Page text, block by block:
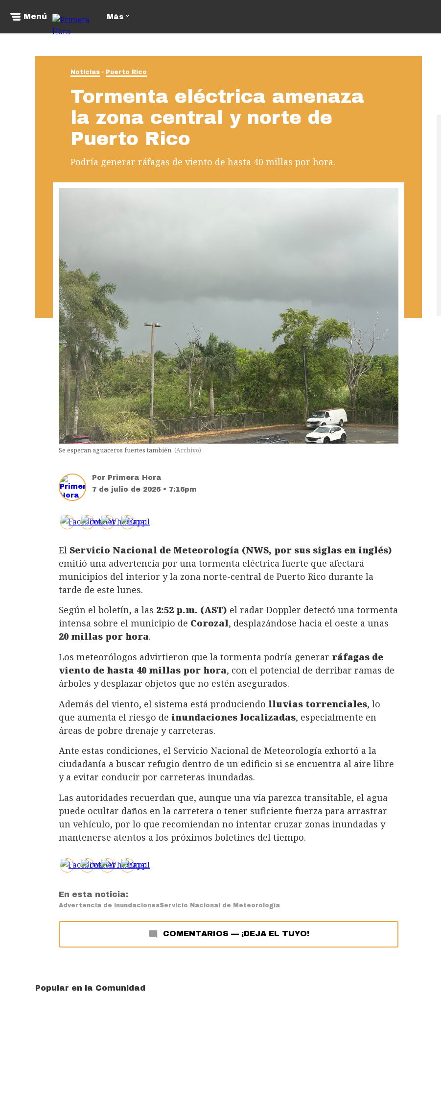
Menú Más
Noticias Puerto Rico
Tormenta eléctrica amenaza
la zona central y norte de
Puerto Rico
Podría generar ráfagas de viento de hasta 40 millas por hora.
Se esperan aguaceros fuertes también. (Archivo)
Por Primera Hora
7 de julio de 2026 • 7:16pm
El Servicio Nacional de Meteorología (NWS, por sus siglas en inglés)
emitió una advertencia por una tormenta eléctrica fuerte que afectará
municipios del interior y la zona norte-central de Puerto Rico durante la
tarde de este lunes.
Según el boletín, a las 2:52 p.m. (AST) el radar Doppler detectó una tormenta
intensa sobre el municipio de Corozal, desplazándose hacia el oeste a unas
20 millas por hora.
Los meteorólogos advirtieron que la tormenta podría generar ráfagas de
viento de hasta 40 millas por hora, con el potencial de derribar ramas de
árboles y desplazar objetos que no estén asegurados.
Además del viento, el sistema está produciendo lluvias torrenciales, lo
que aumenta el riesgo de inundaciones localizadas, especialmente en
áreas de pobre drenaje y carreteras.
Ante estas condiciones, el Servicio Nacional de Meteorología exhortó a la
ciudadanía a buscar refugio dentro de un edificio si se encuentra al aire libre
y a evitar conducir por carreteras inundadas.
Las autoridades recuerdan que, aunque una vía parezca transitable, el agua
puede ocultar daños en la carretera o tener suficiente fuerza para arrastrar
un vehículo, por lo que recomiendan no intentar cruzar zonas inundadas y
mantenerse atentos a los próximos boletines del tiempo.
En esta noticia:
Advertencia de inundacionesServicio Nacional de Meteorología
COMENTARIOS — ¡DEJA EL TUYO!
Popular en la Comunidad